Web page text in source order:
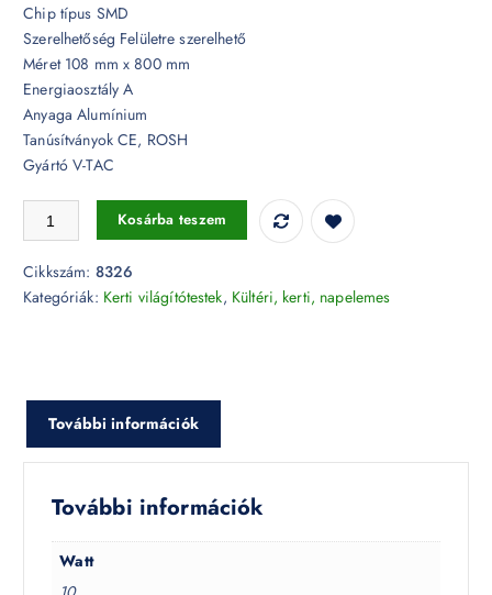
Chip típus SMD
Szerelhetőség Felületre szerelhető
Méret 108 mm x 800 mm
Energiaosztály A
Anyaga Alumínium
Tanúsítványok CE, ROSH
Gyártó V-TAC
10W LED Kerti állólámpa 80 cm fehér 4000K - 8326 mennyiség
Kosárba teszem
Cikkszám: 8326
Kategóriák: Kerti világítótestek, Kültéri, kerti, napelemes
További információk
További információk
Watt